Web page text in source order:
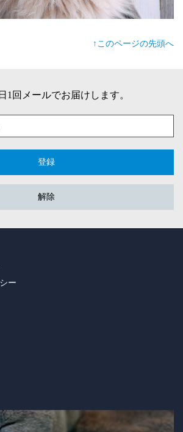
↑このページの先頭へ
1回メールでお届けします。
登録
解除
ー